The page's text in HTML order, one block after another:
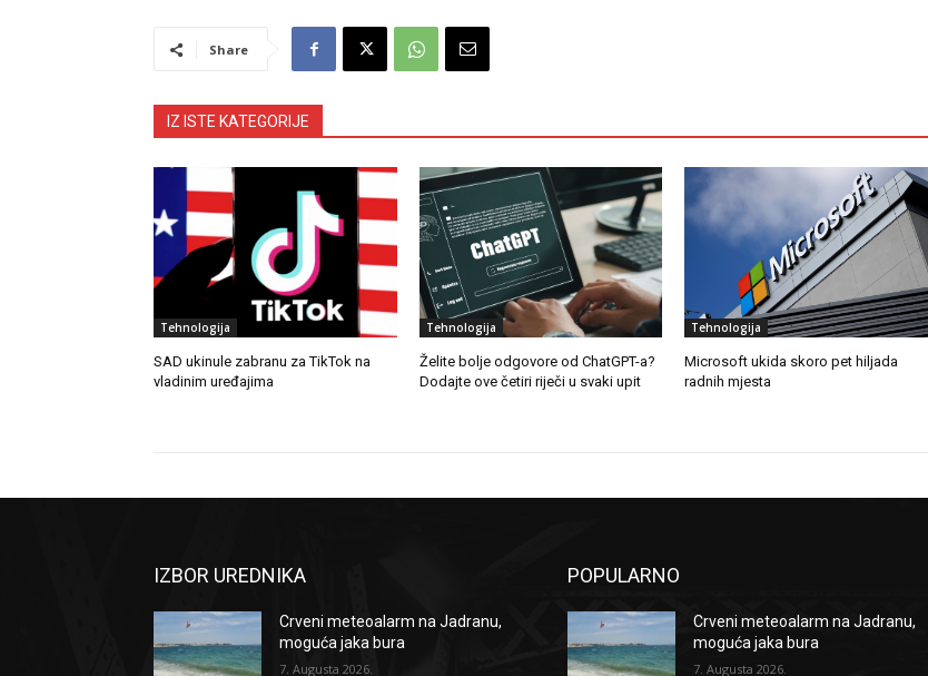
Share
IZ ISTE KATEGORIJE
Tehnologija
SAD ukinule zabranu za TikTok na
vladinim uređajima
Tehnologija
Želite bolje odgovore od ChatGPT-a?
Dodajte ove četiri riječi u svaki upit
Tehnologija
Microsoft ukida skoro pet hiljada
radnih mjesta
IZBOR UREDNIKA
Crveni meteoalarm na Jadranu,
moguća jaka bura
7. Augusta 2026.
POPULARNO
Crveni meteoalarm na Jadranu,
moguća jaka bura
7. Augusta 2026.